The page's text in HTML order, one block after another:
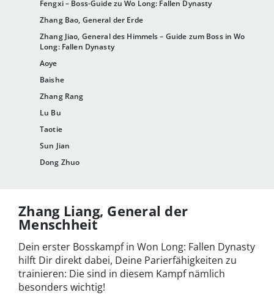
Fengxi – Boss-Guide zu Wo Long: Fallen Dynasty
Zhang Bao, General der Erde
Zhang Jiao, General des Himmels – Guide zum Boss in Wo
Long: Fallen Dynasty
Aoye
Baishe
Zhang Rang
Lu Bu
Taotie
Sun Jian
Dong Zhuo
Zhang Liang, General der
Menschheit
Dein erster Bosskampf in Won Long: Fallen Dynasty
hilft Dir direkt dabei, Deine Parierfähigkeiten zu
trainieren: Die sind in diesem Kampf nämlich
besonders wichtig!